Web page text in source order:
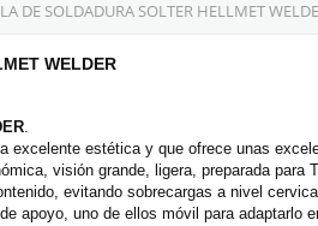
DE SOLDADURA SOLTER HELLMET
WELDER
excelente estética y que ofrece unas
visión grande, ligera, preparada para
evitando sobrecargas a nivel
apoyo, uno de ellos móvil para adaptarlo